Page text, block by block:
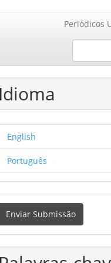
Periódicos
Idioma
English
Português
Enviar Submissão